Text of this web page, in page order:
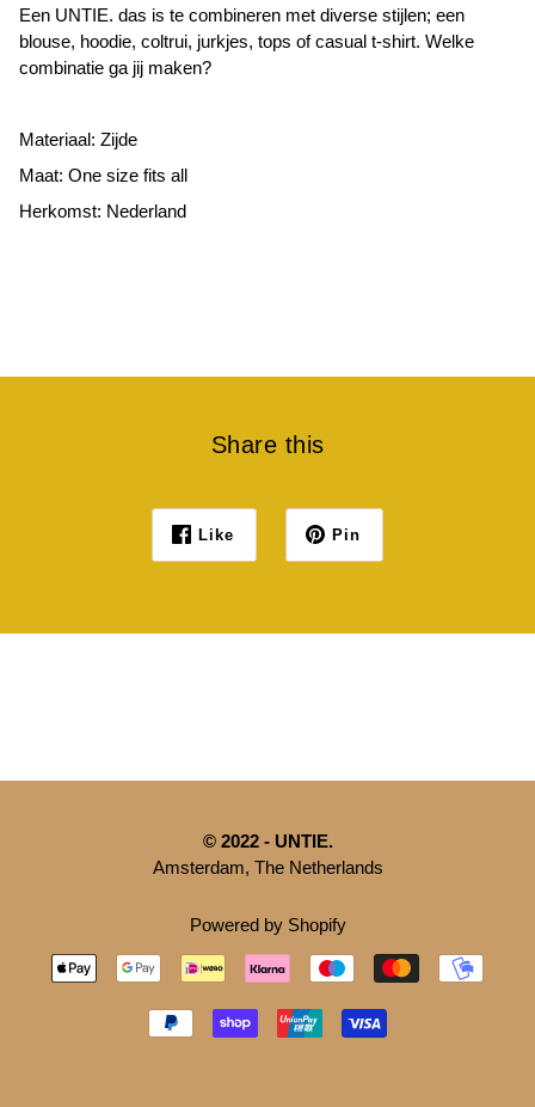
Een UNTIE. das is te combineren met diverse stijlen; een
blouse, hoodie, coltrui, jurkjes, tops of casual t-shirt. Welke
combinatie ga jij maken?
Materiaal: Zijde
Maat: One size fits all
Herkomst: Nederland
Share this
Like Pin
© 2022 - UNTIE.
Amsterdam, The Netherlands
Powered by Shopify